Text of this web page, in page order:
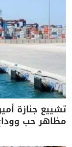
تشييع جنازة
مظاهر حب